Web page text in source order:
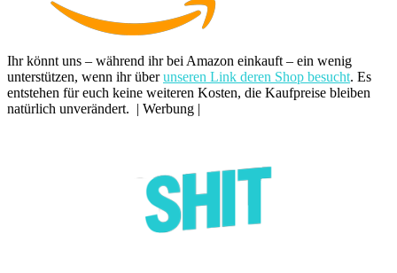
Ihr könnt uns – während ihr bei Amazon einkauft – ein wenig
unterstützen, wenn ihr überunseren Link deren Shop besucht. Es
entstehen für euch keine weiteren Kosten, die Kaufpreise bleiben
natürlich unverändert. | Werbung |